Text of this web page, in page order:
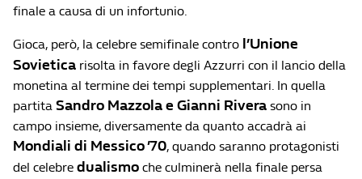
finale a causa di un infortunio.
Gioca, però, la celebre semifinale contro l’Unione
Sovietica risolta in favore degli Azzurri con il lancio della
monetina al termine dei tempi supplementari. In quella
partita Sandro Mazzola e Gianni Rivera sono in
campo insieme, diversamente da quanto accadrà ai
Mondiali di Messico ’70, quando saranno protagonisti
del celebre dualismo che culminerà nella finale persa